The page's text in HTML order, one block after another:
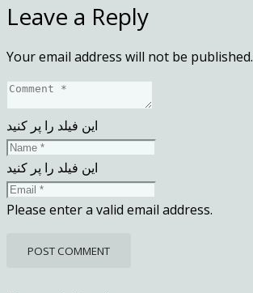
Leave a Reply
Your email address will not be published.
این فیلد را پر کنید
این فیلد را پر کنید
Please enter a valid email address.
POST COMMENT